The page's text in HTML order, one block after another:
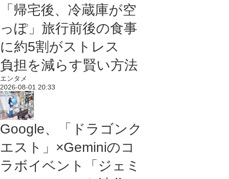
「帰宅後、冷蔵庫が空
っぽ」旅行前後の食事
に約5割がストレス
負担を減らす賢い方法
エンタメ
2026-08-01 20:33
Google、「ドラゴンク
エスト」×Geminiのコ
ラボイベント「ジェミ